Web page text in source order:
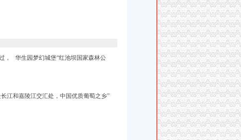
， 华生园梦幻城堡“红池坝国家森林公
江和嘉陵江交汇处，中国优质葡萄之乡”